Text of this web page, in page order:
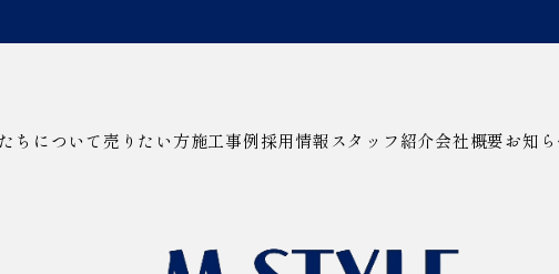
ちについて売りたい方施工事例採用情報スタッフ紹介会社概要お知